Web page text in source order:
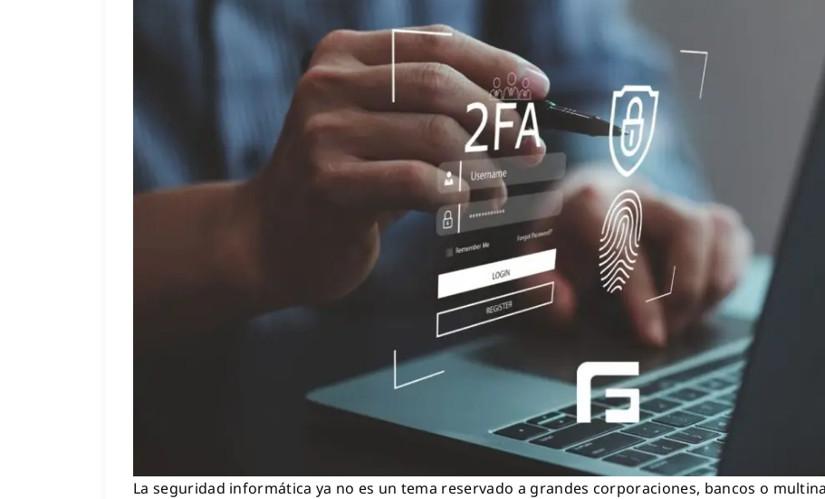
WiFi turístico
WiFi educativo
WiFi sanitario
La seguridad informática ya no es un tema reservado a grandes corporaciones, bancos o